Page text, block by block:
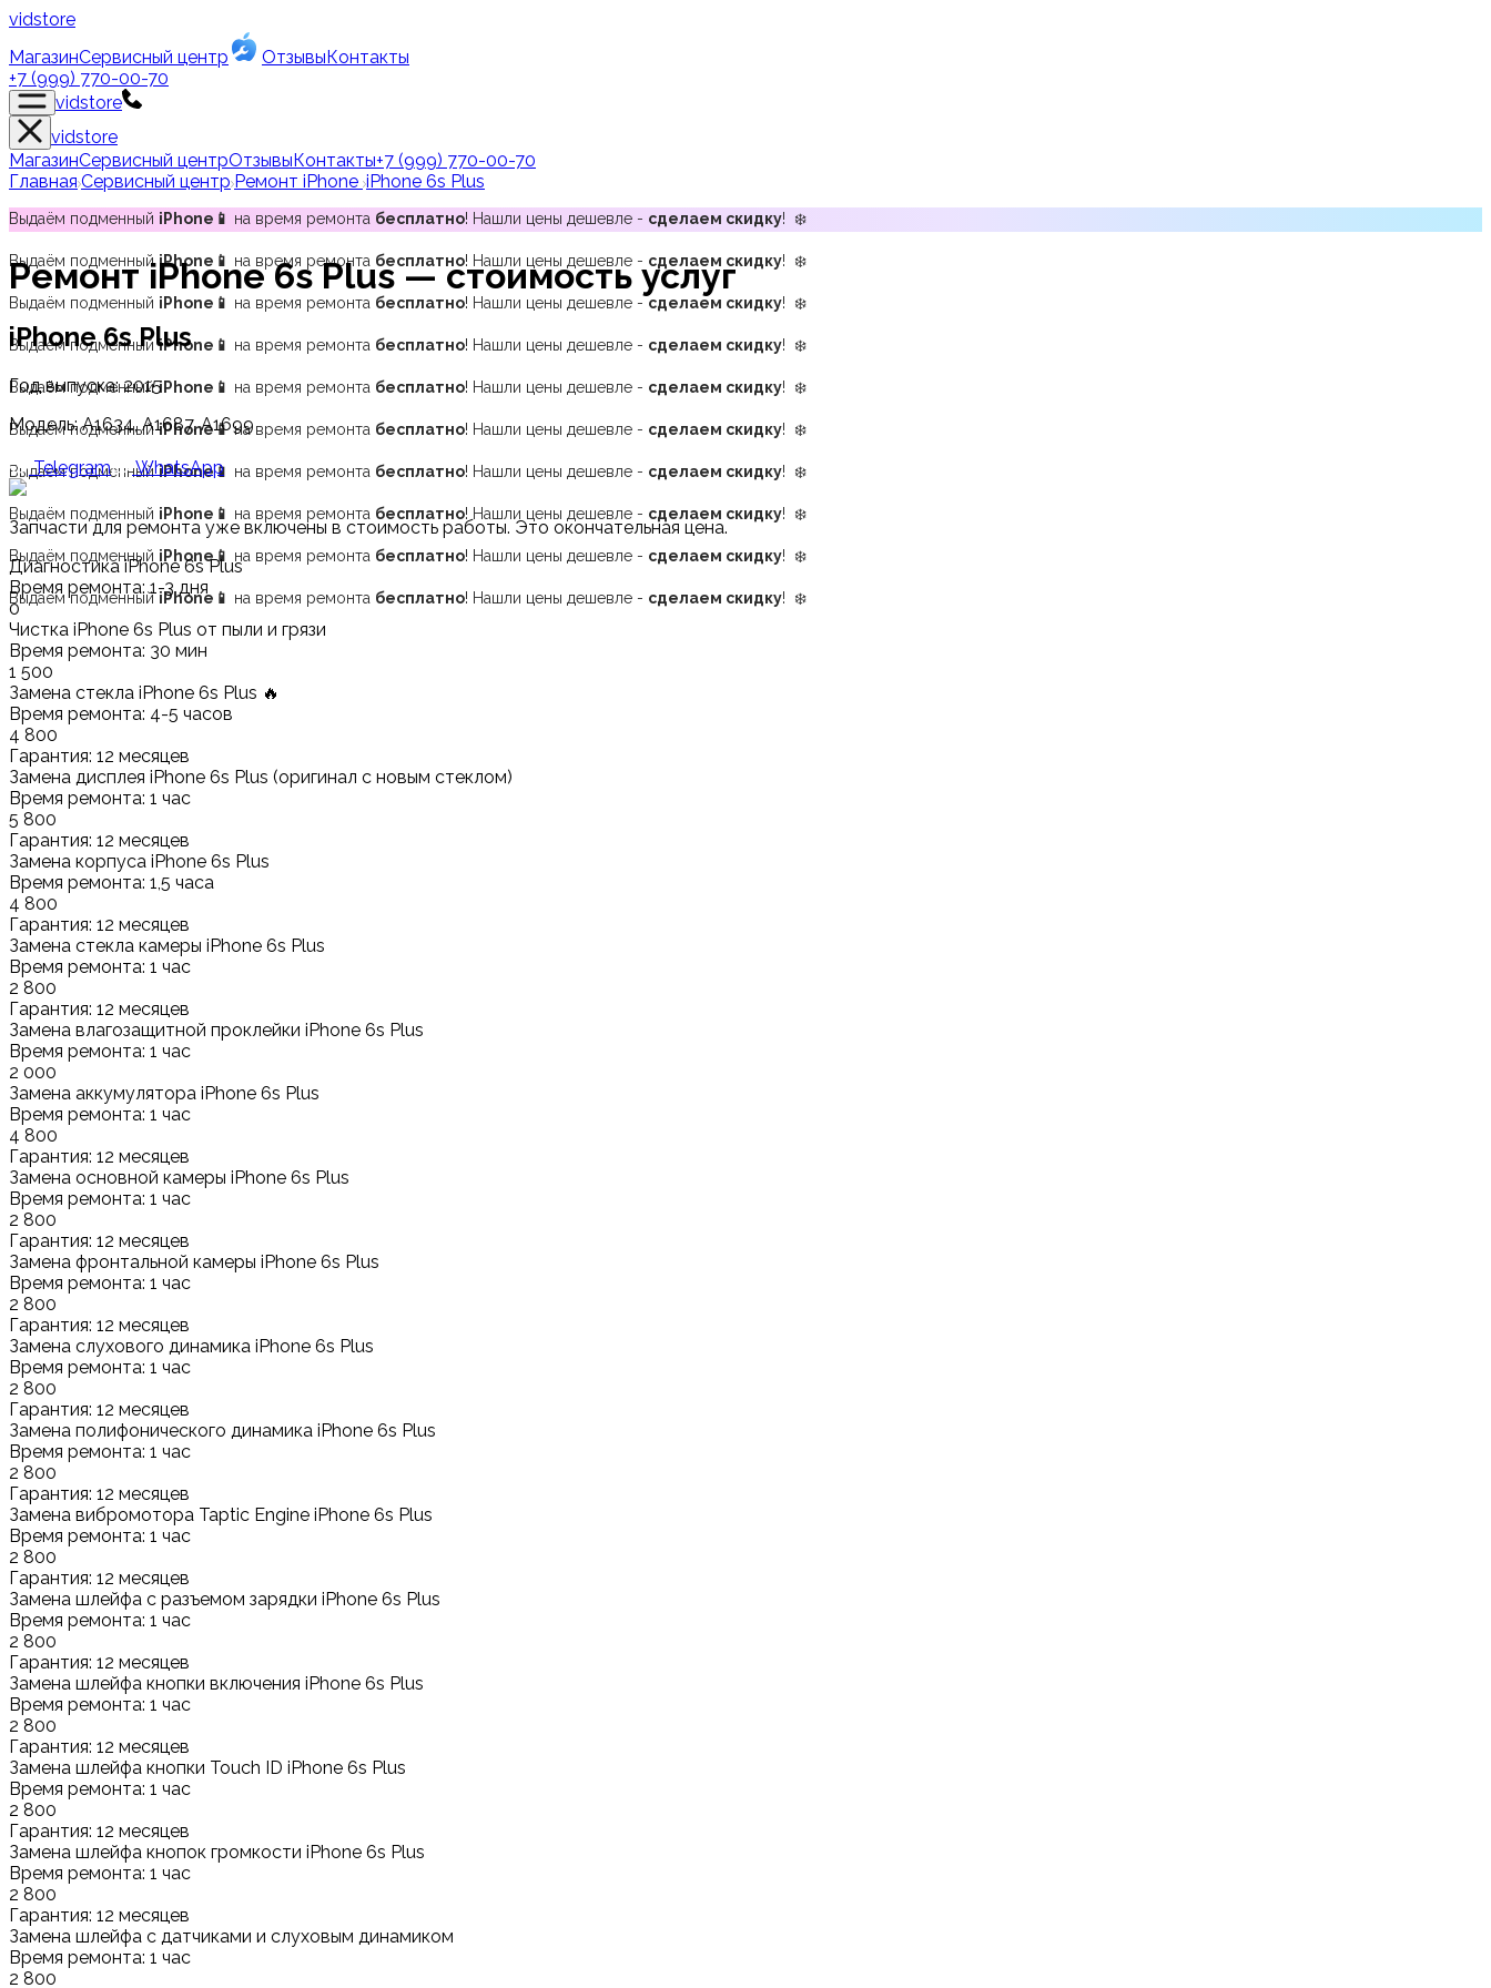
vidstore
МагазинСервисный центр ОтзывыКонтакты
+7 (999) 770-00-70
vidstore
vidstore
МагазинСервисный центрОтзывыКонтакты+7 (999) 770-00-70
Главная Сервисный центр Ремонт iPhone iPhone 6s Plus
Выдаём подменный iPhone📱 на время ремонта бесплатно! Нашли цены дешевле - сделаем скидку! ❄️
Выдаём подменныйiPhone📱 на время ремонта бесплатно! Нашли цены дешевле - сделаем скидку! ❄️
Выдаём подменный iPhone📱 на время ремонта бесплатно! Нашли цены дешевле - сделаем скидку! ❄️
Выдаём подменныйiPhone📱 на время ремонта бесплатно! Нашли цены дешевле - сделаем скидку! ❄️
Выдаём подменныйiPhone📱 на время ремонта бесплатно! Нашли цены дешевле - сделаем скидку! ❄️
Выдаём подменныйiPhone📱на время ремонта бесплатно! Нашли цены дешевле - сделаем скидку! ❄️
Выдаём подменныйiPhone📱 на время ремонта бесплатно! Нашли цены дешевле - сделаем скидку! ❄️
Выдаём подменный iPhone📱 на время ремонта бесплатно! Нашли цены дешевле - сделаем скидку! ❄️
Выдаём подменный iPhone📱 на время ремонта бесплатно! Нашли цены дешевле - сделаем скидку! ❄️
Выдаём подменныйiPhone📱 на время ремонта бесплатно! Нашли цены дешевле - сделаем скидку! ❄️
РемонтiPhone 6s Plus— стоимость услуг
iPhone 6s Plus
Год выпуска: 2015
Модель: A1634, A1687, A1699
Telegram WhatsApp
Запчасти для ремонта уже включены в стоимость работы. Это окончательная цена.
Диагностика iPhone 6s Plus
Время ремонта: 1-3 дня
0
Чистка iPhone 6s Plus от пыли и грязи
Время ремонта: 30 мин
1 500
Замена стекла iPhone 6s Plus 🔥
Время ремонта: 4-5 часов
4 800
Гарантия: 12 месяцев
Замена дисплея iPhone 6s Plus (оригинал с новым стеклом)
Время ремонта: 1 час
5 800
Гарантия: 12 месяцев
Замена корпуса iPhone 6s Plus
Время ремонта: 1,5 часа
4 800
Гарантия: 12 месяцев
Замена стекла камеры iPhone 6s Plus
Время ремонта: 1 час
2 800
Гарантия: 12 месяцев
Замена влагозащитной проклейки iPhone 6s Plus
Время ремонта: 1 час
2 000
Замена аккумулятора iPhone 6s Plus
Время ремонта: 1 час
4 800
Гарантия: 12 месяцев
Замена основной камеры iPhone 6s Plus
Время ремонта: 1 час
2 800
Гарантия: 12 месяцев
Замена фронтальной камеры iPhone 6s Plus
Время ремонта: 1 час
2 800
Гарантия: 12 месяцев
Замена слухового динамика iPhone 6s Plus
Время ремонта: 1 час
2 800
Гарантия: 12 месяцев
Замена полифонического динамика iPhone 6s Plus
Время ремонта: 1 час
2 800
Гарантия: 12 месяцев
Замена вибромотора Taptic Engine iPhone 6s Plus
Время ремонта: 1 час
2 800
Гарантия: 12 месяцев
Замена шлейфа с разъемом зарядки iPhone 6s Plus
Время ремонта: 1 час
2 800
Гарантия: 12 месяцев
Замена шлейфа кнопки включения iPhone 6s Plus
Время ремонта: 1 час
2 800
Гарантия: 12 месяцев
Замена шлейфа кнопки Touch ID iPhone 6s Plus
Время ремонта: 1 час
2 800
Гарантия: 12 месяцев
Замена шлейфа кнопок громкости iPhone 6s Plus
Время ремонта: 1 час
2 800
Гарантия: 12 месяцев
Замена шлейфа с датчиками и слуховым динамиком
Время ремонта: 1 час
2 800